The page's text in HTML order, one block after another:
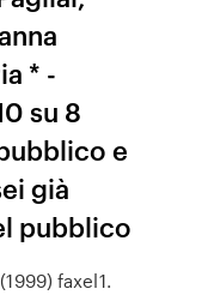
* -
su 8
e
già
pubblico
faxel1.